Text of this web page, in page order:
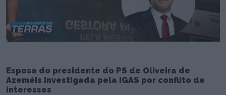
Esposa do presidente do PS de Oliveira de
Azeméis investigada pela IGAS por conflito de
interesses